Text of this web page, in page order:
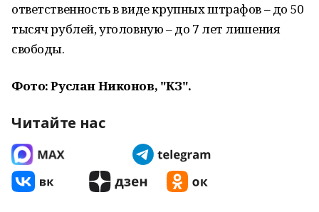
ответственность в виде крупных штрафов – до 50
тысяч рублей, уголовную – до 7 лет лишения
свободы.
Фото: Руслан Никонов, "КЗ".
Читайте нас